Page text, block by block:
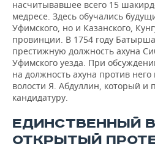
насчитывавшее всего 15
медресе. Здесь обучались
Уфимского, но и Казанского,
провинции. В 1754 году
престижную должность ахуна
Уфимского уезда. При
на должность ахуна против
волости Я. Абдуллин, который и
кандидатуру.
ЕДИНСТВЕННЫЙ
ОТКРЫТЫЙ